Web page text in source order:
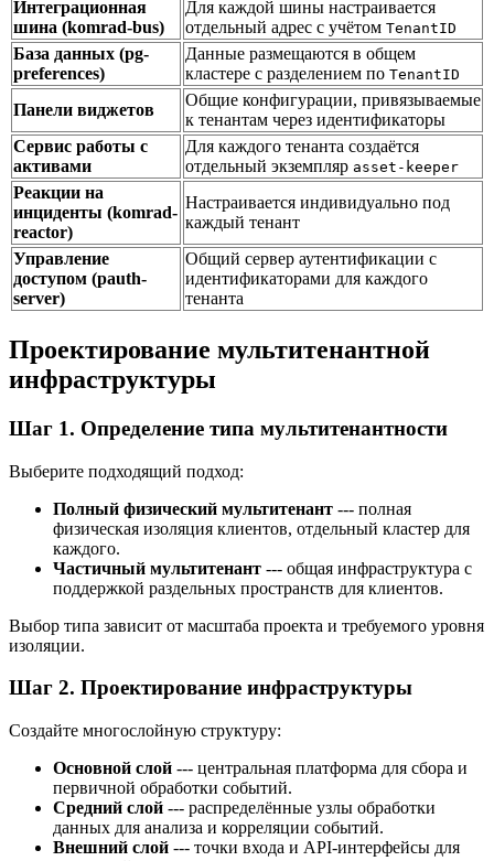
Интеграционная
шина (komrad-bus)
Для каждой шины настраивается
отдельный адрес с учётом TenantID
База данных (pg-
preferences)
Данные размещаются в общем
кластере с разделением по TenantID
Панели виджетов
Общие конфигурации, привязываемые
к тенантам через идентификаторы
Сервис работы с
активами
Для каждого тенанта создаётся
отдельный экземпляр asset-keeper
Реакции на
инциденты (komrad-
reactor)
Настраивается индивидуально под
каждый тенант
Управление
доступом (pauth-
server)
Общий сервер аутентификации с
идентификаторами для каждого
тенанта
Проектирование мультитенантной
инфраструктуры
Шаг 1. Определение типа мультитенантности
Выберите подходящий подход:
Полный физический мультитенант --- полная
физическая изоляция клиентов, отдельный кластер для
каждого.
Частичный мультитенант --- общая инфраструктура с
поддержкой раздельных пространств для клиентов.
Выбор типа зависит от масштаба проекта и требуемого уровня
изоляции.
Шаг 2. Проектирование инфраструктуры
Создайте многослойную структуру:
Основной слой --- центральная платформа для сбора и
первичной обработки событий.
Средний слой --- распределённые узлы обработки
данных для анализа и корреляции событий.
Внешний слой --- точки входа и API-интерфейсы для